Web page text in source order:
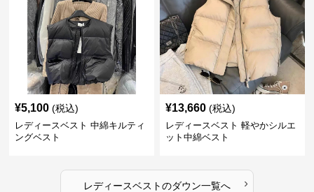
¥5,100 (税込)
レディースベスト 中綿キルティ
ングベスト
¥13,660 (税込)
レディースベスト 軽やかシルエ
ット中綿ベスト
レディースベストのダウン一覧へ ›